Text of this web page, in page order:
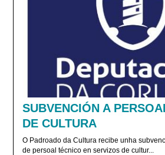
SUBVENCIÓN A
DE CULTURA
O Padroado da Cultura recibe unha
de persoal técnico en servizos de cultur...